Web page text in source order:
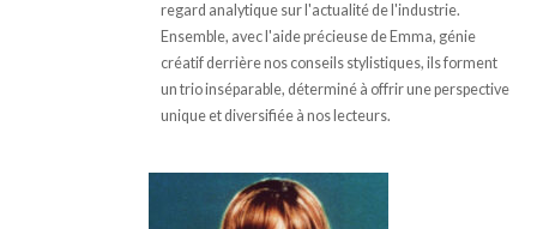
regard analytique sur l'actualité de l'industrie.
Ensemble, avec l'aide précieuse de Emma, génie
créatif derrière nos conseils stylistiques, ils forment
un trio inséparable, déterminé à offrir une perspective
unique et diversifiée à nos lecteurs.